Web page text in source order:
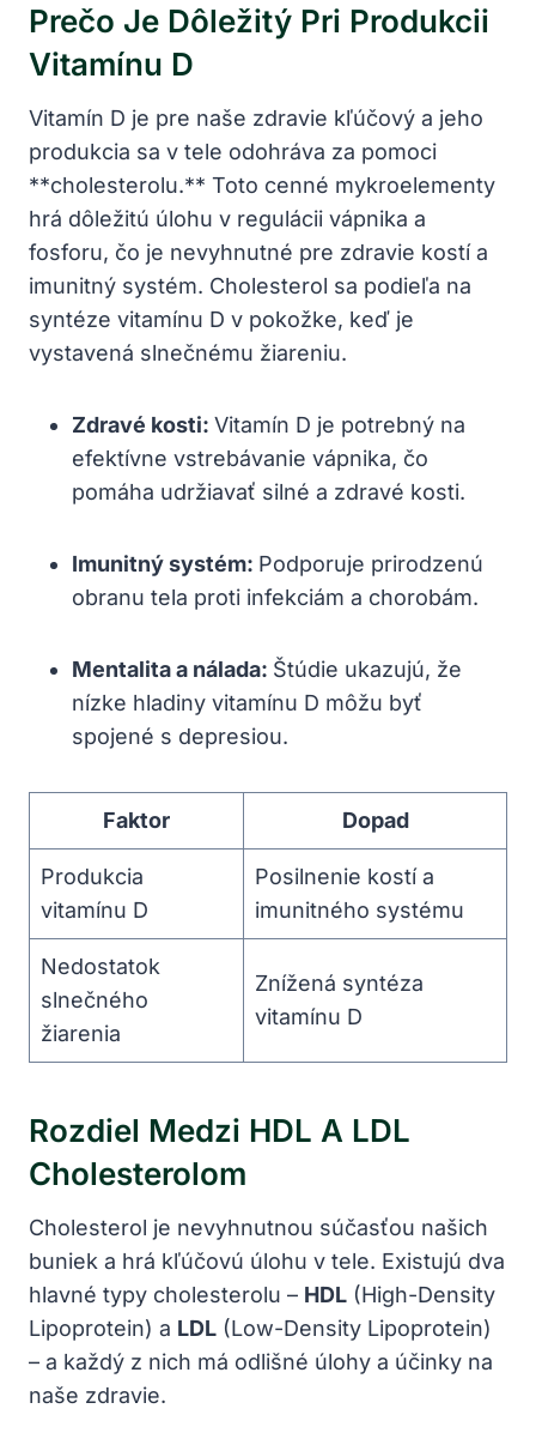
Prečo Je Dôležitý Pri Produkcii
Vitamínu D
Vitamín D je pre naše zdravie kľúčový a jeho
produkcia sa v tele odohráva za pomoci
**cholesterolu.** Toto cenné mykroelementy
hrá dôležitú úlohu v regulácii vápnika a
fosforu, čo je nevyhnutné pre zdravie kostí a
imunitný systém. Cholesterol sa podieľa na
syntéze vitamínu D v pokožke, keď je
vystavená slnečnému žiareniu.
Zdravé kosti: Vitamín D je potrebný na
efektívne vstrebávanie vápnika, čo
pomáha udržiavať silné a zdravé kosti.
Imunitný systém: Podporuje prirodzenú
obranu tela proti infekciám a chorobám.
Mentalita a nálada: Štúdie ukazujú, že
nízke hladiny vitamínu D môžu byť
spojené s depresiou.
Faktor Dopad
Produkcia
vitamínu D
Posilnenie kostí a
imunitného systému
Nedostatok
slnečného
žiarenia
Znížená syntéza
vitamínu D
Rozdiel Medzi HDL A LDL
Cholesterolom
Cholesterol je nevyhnutnou súčasťou našich
buniek a hrá kľúčovú úlohu v tele. Existujú dva
hlavné typy cholesterolu – HDL (High-Density
Lipoprotein) a LDL (Low-Density Lipoprotein)
– a každý z nich má odlišné úlohy a účinky na
naše zdravie.